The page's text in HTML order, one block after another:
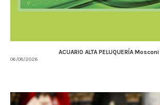
ACUARIO ALTA PELUQUERÍA
06/08/2026